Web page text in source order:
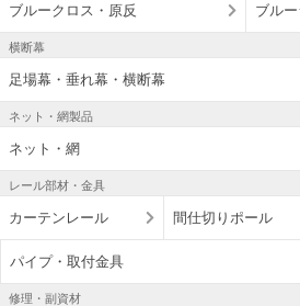
ブルークロス・原反 ブル
横断幕
足場幕・垂れ幕・横断幕
ネット・網製品
ネット・網
レール部材・金具
カーテンレール 間仕切りポール
パイプ・取付金具
修理・副資材